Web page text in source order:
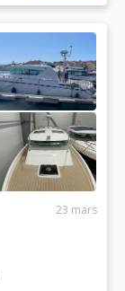
23 mars